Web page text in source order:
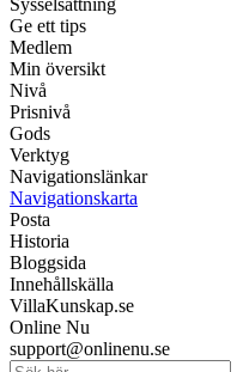
Ge ett tips
Medlem
Min översikt
Nivå
Prisnivå
Gods
Verktyg
Navigationslänkar
Navigationskarta
Posta
Historia
Bloggsida
Innehållskälla
VillaKunskap.se
Online Nu
support@onlinenu.se